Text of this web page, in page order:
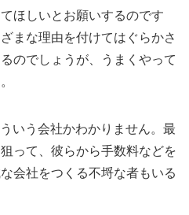
ほしいとお願いするのです
まな理由を付けてはぐらかさ
のでしょうが、うまくやって
いう会社かわかりません。最
って、彼らから手数料などを
会社をつくる不埒な者もいる